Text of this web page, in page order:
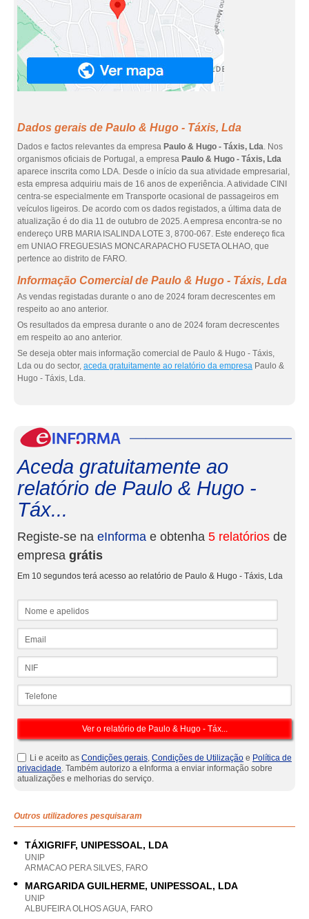
Dados gerais de Paulo & Hugo - Táxis, Lda
Dados e factos relevantes da empresa Paulo & Hugo - Táxis, Lda. Nos
organismos oficiais de Portugal, a empresa Paulo & Hugo - Táxis, Lda
aparece inscrita como LDA. Desde o início da sua atividade empresarial,
esta empresa adquiriu mais de 16 anos de experiência. A atividade CINI
centra-se especialmente em Transporte ocasional de passageiros em
veículos ligeiros. De acordo com os dados registados, a última data de
atualização é do dia 11 de outubro de 2025. A empresa encontra-se no
endereço URB MARIA ISALINDA LOTE 3, 8700-067. Este endereço fica
em UNIAO FREGUESIAS MONCARAPACHO FUSETA OLHAO, que
pertence ao distrito de FARO.
Informação Comercial de Paulo & Hugo - Táxis, Lda
As vendas registadas durante o ano de 2024 foram decrescentes em
respeito ao ano anterior.
Os resultados da empresa durante o ano de 2024 foram decrescentes
em respeito ao ano anterior.
Se deseja obter mais informação comercial de Paulo & Hugo - Táxis,
Lda ou do sector, aceda gratuitamente ao relatório da empresa Paulo &
Hugo - Táxis, Lda.
Aceda gratuitamente ao
relatório de Paulo & Hugo -
Táx...
Registe-se na eInforma e obtenha 5 relatórios de
empresa grátis
Em 10 segundos terá acesso ao relatório de Paulo & Hugo - Táxis, Lda
Li e aceito as Condições gerais, Condições de Utilização e Política de
privacidade. Também autorizo a eInforma a enviar informação sobre
atualizações e melhorias do serviço.
Outros utilizadores pesquisaram
TÁXIGRIFF, UNIPESSOAL, LDA
UNIP
ARMACAO PERA SILVES, FARO
MARGARIDA GUILHERME, UNIPESSOAL, LDA
UNIP
ALBUFEIRA OLHOS AGUA, FARO